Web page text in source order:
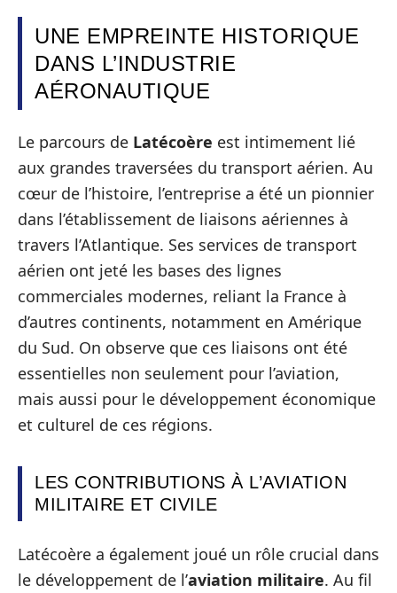
UNE EMPREINTE HISTORIQUE
DANS L’INDUSTRIE
AÉRONAUTIQUE
Le parcours de Latécoère est intimement lié
aux grandes traversées du transport aérien. Au
cœur de l’histoire, l’entreprise a été un pionnier
dans l’établissement de liaisons aériennes à
travers l’Atlantique. Ses services de transport
aérien ont jeté les bases des lignes
commerciales modernes, reliant la France à
d’autres continents, notamment en Amérique
du Sud. On observe que ces liaisons ont été
essentielles non seulement pour l’aviation,
mais aussi pour le développement économique
et culturel de ces régions.
LES CONTRIBUTIONS À L’AVIATION
MILITAIRE ET CIVILE
Latécoère a également joué un rôle crucial dans
le développement de l’aviation militaire. Au fil